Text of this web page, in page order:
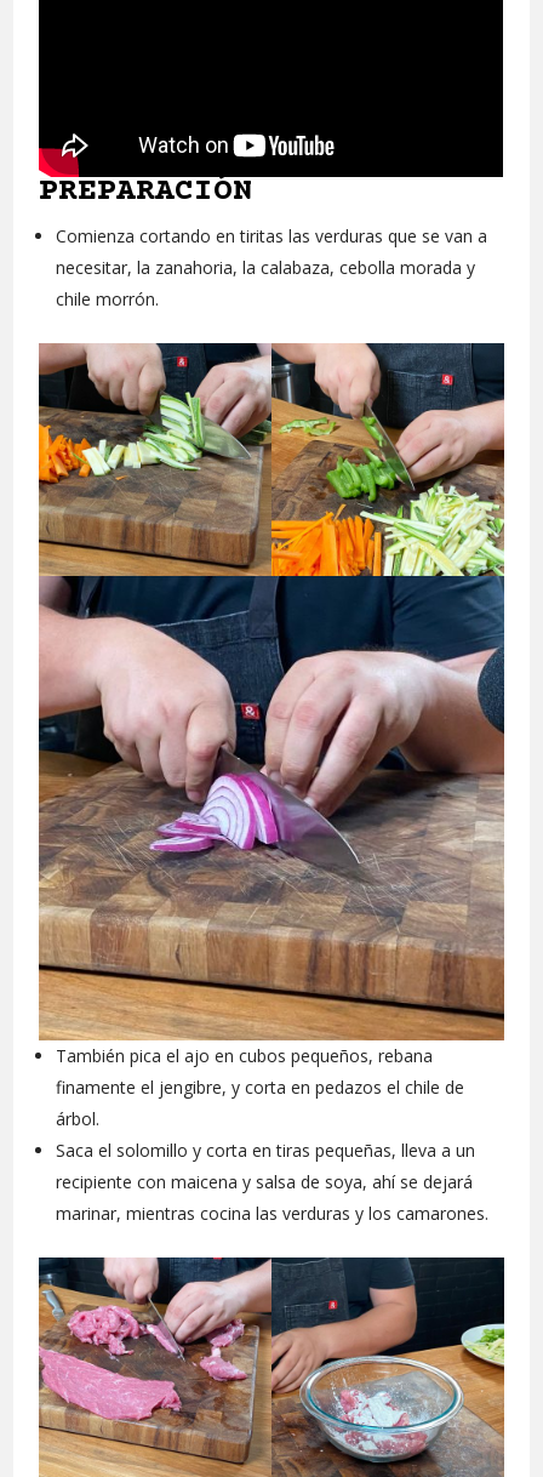
PREPARACIÓN
Comienza cortando en tiritas las verduras que se van a
necesitar, la zanahoria, la calabaza, cebolla morada y
chile morrón.
También pica el ajo en cubos pequeños, rebana
finamente el jengibre, y corta en pedazos el chile de
árbol.
Saca el solomillo y corta en tiras pequeñas, lleva a un
recipiente con maicena y salsa de soya, ahí se dejará
marinar, mientras cocina las verduras y los camarones.